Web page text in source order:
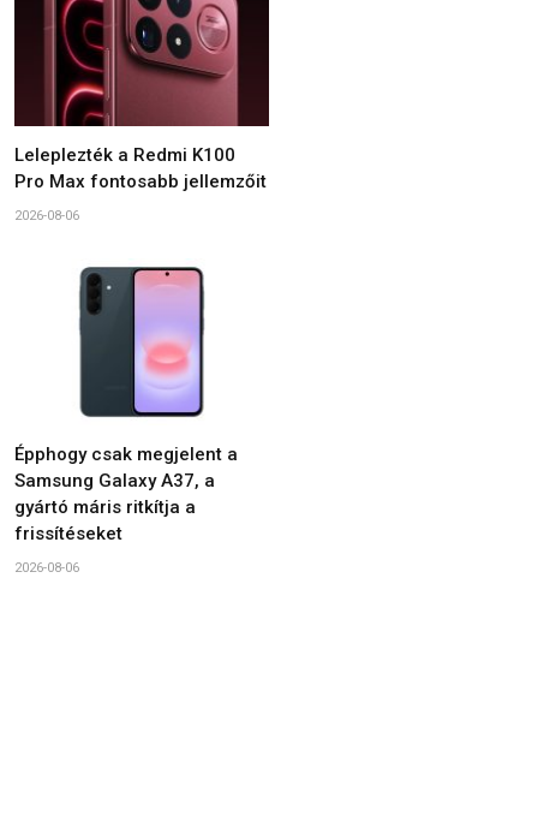
Leleplezték a Redmi K100
Pro Max fontosabb jellemzőit
2026-08-06
Épphogy csak megjelent a
Samsung Galaxy A37, a
gyártó máris ritkítja a
frissítéseket
2026-08-06